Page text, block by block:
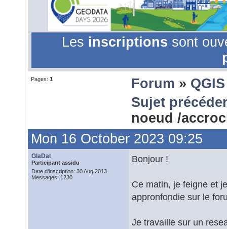
Les inscriptions sont
Pages: 1 Forum » QGIS
Sujet
noeud /
Mon 16 October 2023 09:25
GlaDal
Participant assidu
Date d'inscription: 30 Aug 2013
Messages: 1230
Bonjour !
Ce matin, je feigne et
appronfondie sur le
Je travaille sur un